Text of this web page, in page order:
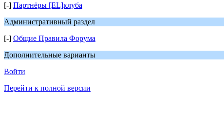
[-] Партнёры [EL]клуба
Административный раздел
[-] Общие Правила Форума
Дополнительные варианты
Войти
Перейти к полной версии